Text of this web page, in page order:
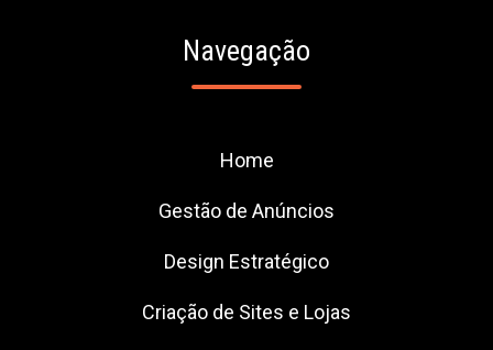
Navegação
Home
Gestão de Anúncios
Design Estratégico
Criação de Sites e Lojas